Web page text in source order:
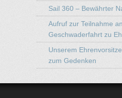
Sail 360 – Bewährter
Aufruf zur Teilnahme
Geschwaderfahrt zu
Unserem
zum Gedenken